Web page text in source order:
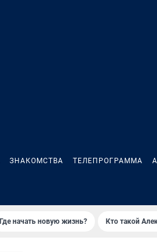
ЗНАКОМСТВА ТЕЛЕПРОГРАММА
Где начать новую жизнь? Кто такой